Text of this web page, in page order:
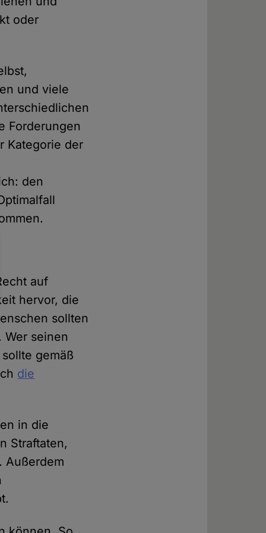
oder
und viele
Forderungen
Kategorie der
den
auf
hervor, die
sollten
seinen
gemäß
die
in die
Straftaten,
Außerdem